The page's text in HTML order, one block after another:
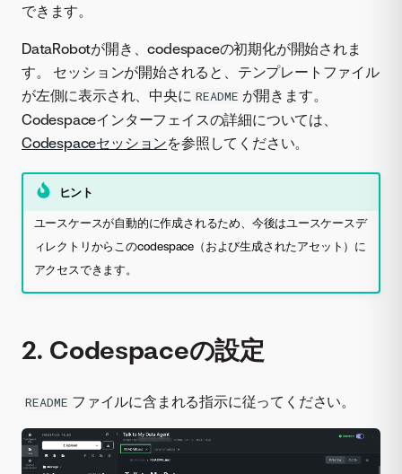
できます。
DataRobotが開き、codespaceの初期化が開始されま
す。 セッションが開始されると、テンプレートファイル
が左側に表示され、中央に README が開きます。
Codespaceインターフェイスの詳細については、
Codespaceセッションを参照してください。
ヒント
ユースケースが自動的に作成されるため、今後はユースケースデ
ィレクトリからこのcodespace（および生成されたアセット）に
アクセスできます。
2. Codespaceの設定
README ファイルに含まれる指示に従ってください。